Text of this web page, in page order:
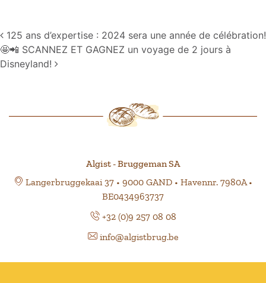
Navigation
125 ans d’expertise : 2024 sera une année de célébration!
🤩📲 SCANNEZ ET GAGNEZ un voyage de 2 jours à
Disneyland!
Algist - Bruggeman SA
Langerbruggekaai 37 • 9000 GAND • Havennr. 7980A •
BE0434963737
+32 (0)9 257 08 08
info@algistbrug.be